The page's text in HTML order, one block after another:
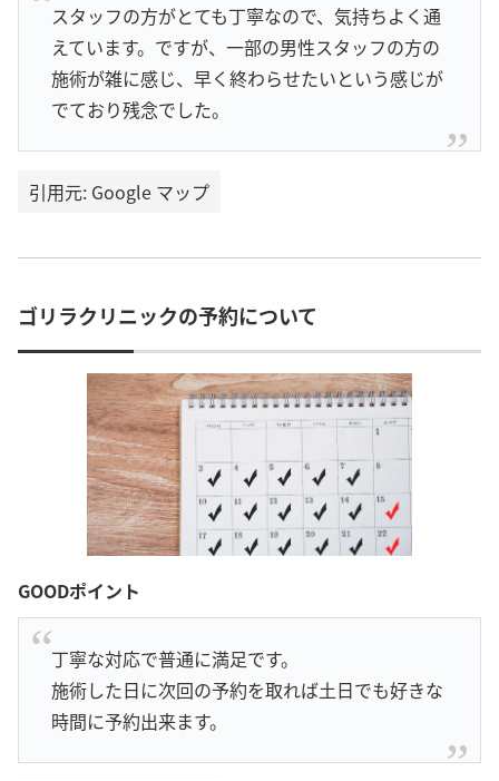
スタッフの方がとても丁寧なので、気持ちよく通
えています。ですが、一部の男性スタッフの方の
施術が雑に感じ、早く終わらせたいという感じが
でており残念でした。
引用元: Google マップ
ゴリラクリニックの予約について
GOODポイント
丁寧な対応で普通に満足です。
施術した日に次回の予約を取れば土日でも好きな
時間に予約出来ます。